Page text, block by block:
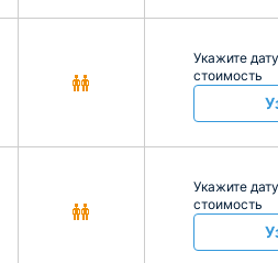
Укажите
стоимость
Укажите
стоимость